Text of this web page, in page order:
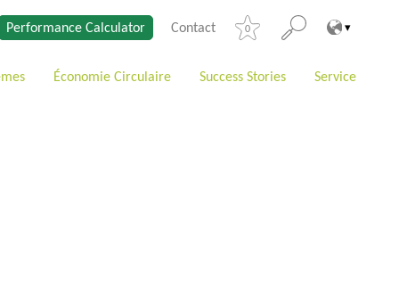
Performance Calculator Contact 0
Économie Circulaire Success Stories Service